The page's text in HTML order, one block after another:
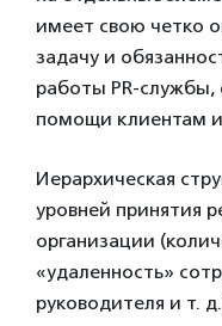
имеет свою четко
задачу и
работы PR-службы,
помощи клиентам и
Иерархическая
уровней принятия
организации
«удаленность»
руководителя и т.